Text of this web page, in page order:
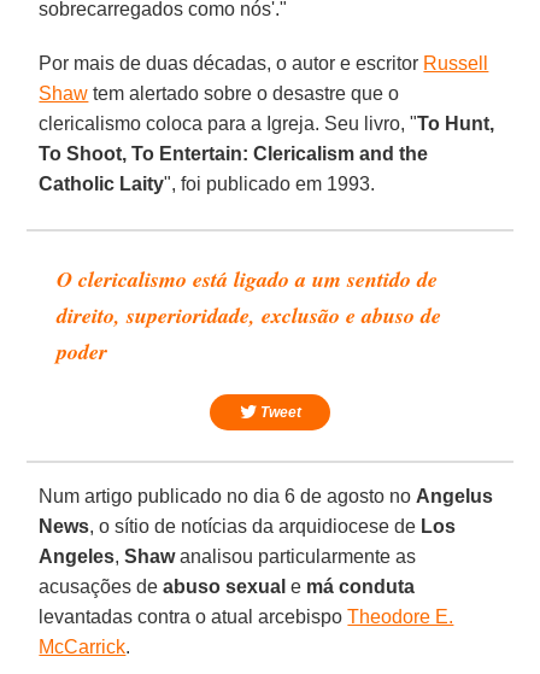
sobrecarregados como nós'."
Por mais de duas décadas, o autor e escritor Russell
Shaw tem alertado sobre o desastre que o
clericalismo coloca para a Igreja. Seu livro, "To Hunt,
To Shoot, To Entertain: Clericalism and the
Catholic Laity", foi publicado em 1993.
O clericalismo está ligado a um sentido de
direito, superioridade, exclusão e abuso de
poder
Tweet
Num artigo publicado no dia 6 de agosto no Angelus
News, o sítio de notícias da arquidiocese de Los
Angeles,Shawanalisou particularmente as
acusações deabuso sexual e má conduta
levantadas contra o atual arcebispoTheodore E.
McCarrick.